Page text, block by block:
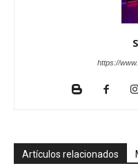
https://
Artículos relacionados